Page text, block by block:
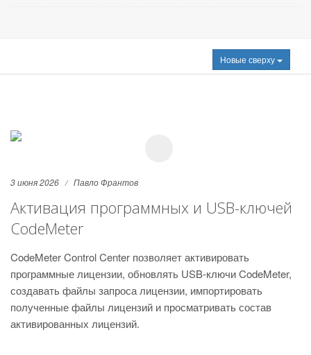
Новые сверху
3 июня 2026 Павло Франтов
Активация программных и USB-ключей
CodeMeter
CodeMeter Control Center позволяет активировать
программные лицензии, обновлять USB-ключи CodeMeter,
создавать файлы запроса лицензии, импортировать
полученные файлы лицензий и просматривать состав
активированных лицензий.